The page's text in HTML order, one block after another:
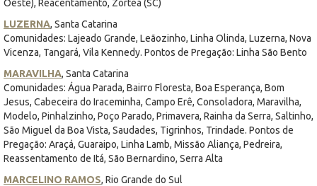
Oeste), Reacentamento, Zortéa (SC)
LUZERNA, Santa Catarina
Comunidades: Lajeado Grande, Leãozinho, Linha Olinda, Luzerna, Nova
Vicenza, Tangará, Vila Kennedy. Pontos de Pregação: Linha São Bento
MARAVILHA, Santa Catarina
Comunidades: Água Parada, Bairro Floresta, Boa Esperança, Bom
Jesus, Cabeceira do Iraceminha, Campo Erê, Consoladora, Maravilha,
Modelo, Pinhalzinho, Poço Parado, Primavera, Rainha da Serra, Saltinho,
São Miguel da Boa Vista, Saudades, Tigrinhos, Trindade. Pontos de
Pregação: Araçá, Guaraipo, Linha Lamb, Missão Aliança, Pedreira,
Reassentamento de Itá, São Bernardino, Serra Alta
MARCELINO RAMOS, Rio Grande do Sul